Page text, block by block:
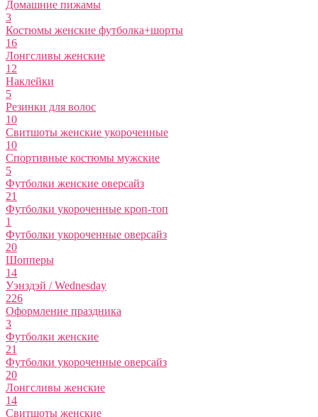
Домашние пижамы
3
Костюмы женские футболка+шорты
16
Лонгсливы женские
12
Наклейки
5
Резинки для волос
10
Свитшоты женские укороченные
10
Спортивные костюмы мужские
5
Футболки женские оверсайз
21
Футболки укороченные кроп-топ
1
Футболки укороченные оверсайз
20
Шопперы
14
Уэнздэй / Wednesday
226
Оформление праздника
3
Футболки женские
21
Футболки укороченные оверсайз
20
Лонгсливы женские
14
Свитшоты женские